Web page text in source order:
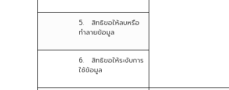
5. สิทธิขอให้ลบหรือ
ทำลายข้อมูล
6. สิทธิขอให้ระงับการ
ใช้ข้อมูล